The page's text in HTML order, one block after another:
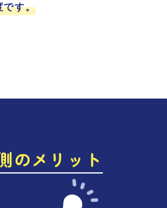
です。
のメリット